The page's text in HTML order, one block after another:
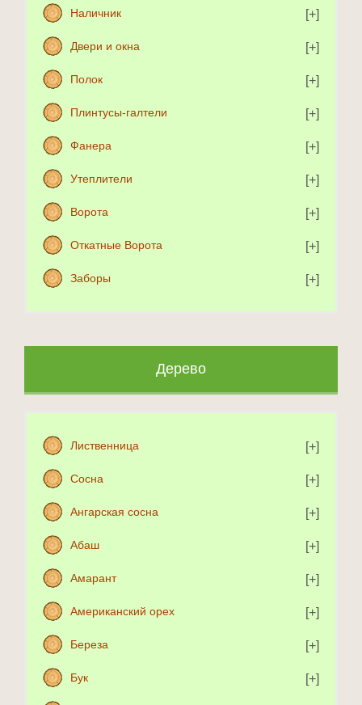
Наличник
Двери и окна
Полок
Плинтусы-галтели
Фанера
Утеплители
Ворота
Откатные Ворота
Заборы
Дерево
Лиственница
Сосна
Ангарская сосна
Абаш
Амарант
Американский орех
Береза
Бук